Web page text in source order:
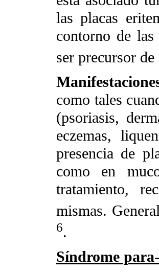
las placas
contorno de
ser precursor
como tales
(psoriasis,
eczemas,
presencia de
como en
tratamiento,
mismas.
6.
Síndrome